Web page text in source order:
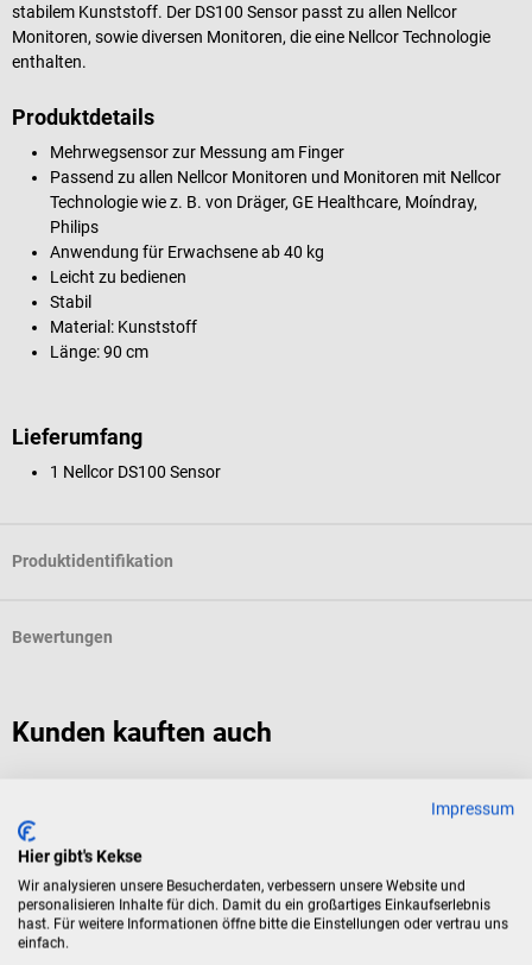
stabilem Kunststoff. Der DS100 Sensor passt zu allen Nellcor
Monitoren, sowie diversen Monitoren, die eine Nellcor Technologie
enthalten.
Produktdetails
Mehrwegsensor zur Messung am Finger
Passend zu allen Nellcor Monitoren und Monitoren mit Nellcor
Technologie wie z. B. von Dräger, GE Healthcare, Moíndray,
Philips
Anwendung für Erwachsene ab 40 kg
Leicht zu bedienen
Stabil
Material: Kunststoff
Länge: 90 cm
Lieferumfang
1 Nellcor DS100 Sensor
Produktidentifikation
Bewertungen
Kunden kauften auch
OxiMax Oxiband wiederverwendbarer SpO2-Sensor
SpO₂-Sensor OXI-A/N inkl. 50 Befestigungspflaster
Variante:
Impressum
Hier gibt's Kekse
Wir analysieren unsere Besucherdaten, verbessern unsere Website und
personalisieren Inhalte für dich. Damit du ein großartiges Einkaufserlebnis
hast. Für weitere Informationen öffne bitte die Einstellungen oder vertrau uns
einfach.